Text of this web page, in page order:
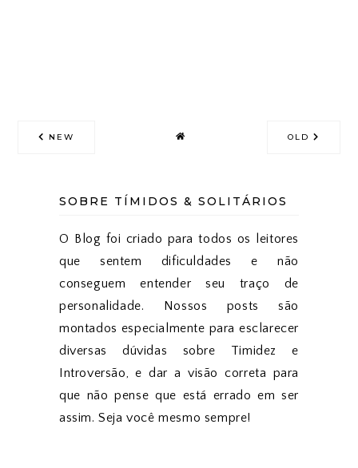
NEW OLD
SOBRE TÍMIDOS & SOLITÁRIOS
O Blog foi criado para todos os leitores
que sentem dificuldades e não
conseguem entender seu traço de
personalidade. Nossos posts são
montados especialmente para esclarecer
diversas dúvidas sobre Timidez e
Introversão, e dar a visão correta para
que não pense que está errado em ser
assim. Seja você mesmo sempre!